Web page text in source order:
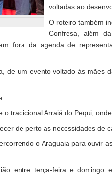
voltadas ao
O roteiro também
Confresa, além
fora da agenda de
de um evento voltado às mães
tradicional Arraiá do Pequi,
de perto as necessidades de
o Araguaia para ouvir
entre terça-feira e domingo